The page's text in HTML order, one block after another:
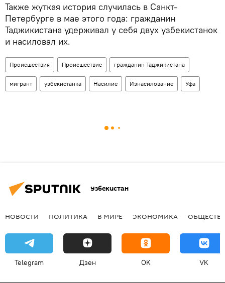
Также жуткая история случилась в Санкт-
Петербурге в мае этого года: гражданин
Таджикистана удерживал у себя двух узбекистанок
и насиловал их.
Происшествия Происшествие гражданин Таджикистана
мигрант узбекистанка Насилие Изнасилование Уфа
Узбекистан
НОВОСТИ ПОЛИТИКА В МИРЕ ЭКОНОМИКА
Telegram Дзен OK VK